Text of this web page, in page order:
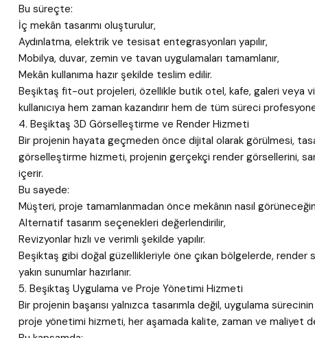
Bu süreçte:
İç mekân tasarımı oluşturulur,
Aydınlatma, elektrik ve tesisat entegrasyonları yapılır,
Mobilya, duvar, zemin ve tavan uygulamaları tamamlanır,
Mekân kullanıma hazır şekilde teslim edilir.
Beşiktaş fit-out projeleri, özellikle butik otel, kafe, galeri veya
kullanıcıya hem zaman kazandırır hem de tüm süreci
4. Beşiktaş 3D Görselleştirme ve Render Hizmeti
Bir projenin hayata geçmeden önce dijital olarak görülmesi,
görselleştirme hizmeti, projenin gerçekçi render görsellerini,
içerir.
Bu sayede:
Müşteri, proje tamamlanmadan önce mekânın nasıl
Alternatif tasarım seçenekleri değerlendirilir,
Revizyonlar hızlı ve verimli şekilde yapılır.
Beşiktaş gibi doğal güzellikleriyle öne çıkan bölgelerde,
yakın sunumlar hazırlanır.
5. Beşiktaş Uygulama ve Proje Yönetimi Hizmeti
Bir projenin başarısı yalnızca tasarımla değil, uygulama
proje yönetimi hizmeti, her aşamada kalite, zaman ve maliyet